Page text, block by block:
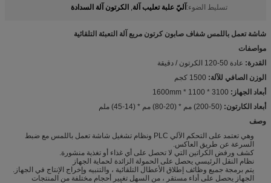
تسليط الضوء:آليّ علبة تعليب آلة, الكرتون آلة السدادة
شاشة تعمل باللمس شفاف صابون كرتون مربع آلة التعبئة التلقائية
مواصفات
القدرة: عادة 50-120 الكرتون / دقيقة
الوزن الصافي للآلة:
أبعاد الجهاز:
أبعاد الكارتون: (50-200) مم * (20-80) مم * (14-45) ملم
وصف
وهي تعتمد على التحكم الآلي PLC ونظام تشغيل شاشة تعمل باللمس مع ضبط
السرعة عن طريق العاكس.
كشف ورفض الكراتين التي لا تحصل على أي غذاء أو تغذية منشورة.
نظام النقل الرئيسي يحصل على الحمولة الزائدة لحماية الجهاز
يتم برمجة جميع وظائف إطلاق الأعطال التلقائية ، والتنبيه وإخراج الإنتاج في الجهاز.
الجهاز يحصل على أداء مستقر ، من السهل تغيير أحجام مختلفة من المنتجات